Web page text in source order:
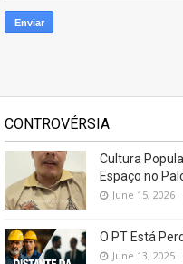
CONTROVÉRSIA
Cultura
Espaço no
June 15, 2026
O PT Está
June 13, 2025